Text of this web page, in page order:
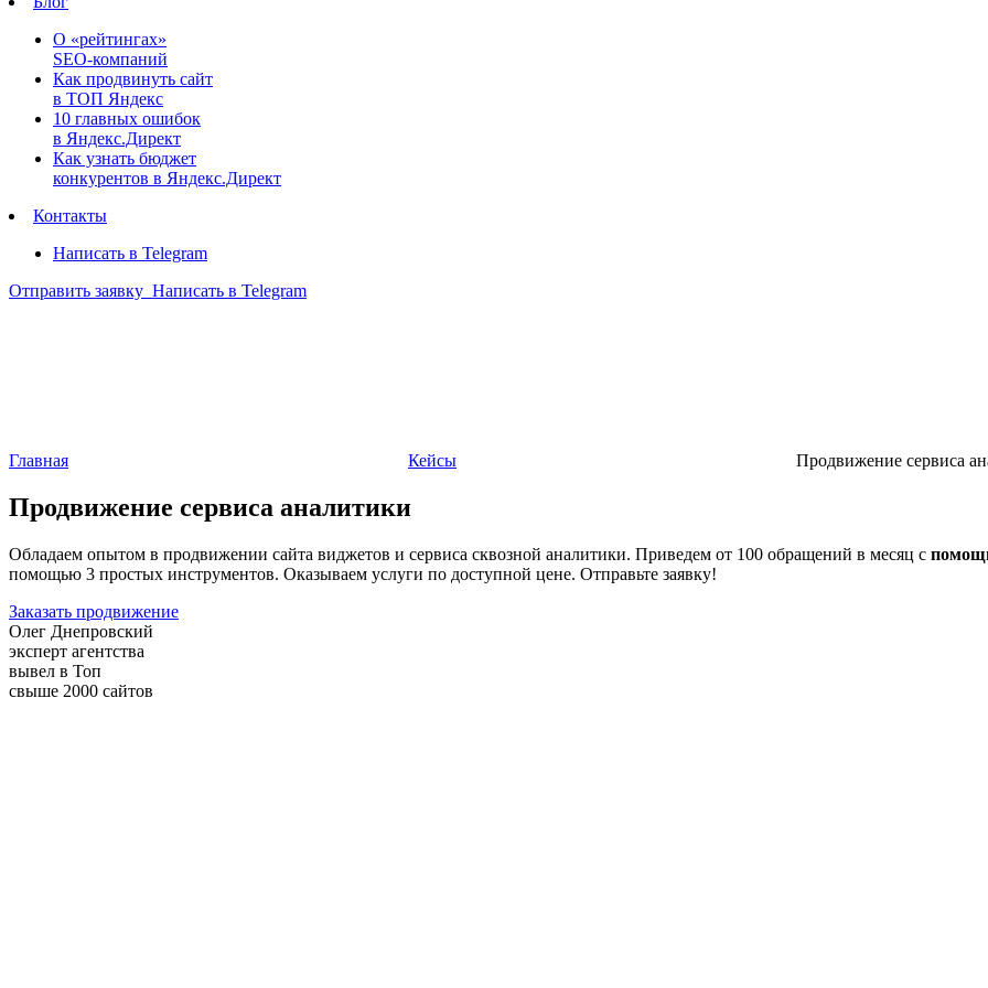
О «рейтингах»
SEO-компаний
Как продвинуть сайт
в ТОП Яндекс
10 главных ошибок
в Яндекс.Директ
Как узнать бюджет
конкурентов в Яндекс.Директ
Контакты
Написать в Telegram
Отправить заявку Написать в Telegram
Главная Кейсы Продвижение сервиса
Продвижение сервиса аналитики
Обладаем опытом в продвижении сайта виджетов и сервиса сквозной аналитики. Приведем от 100 обращений в месяц с
помощью 3 простых инструментов. Оказываем услуги по доступной цене. Отправьте заявку!
Заказать продвижение
Олег Днепровский
эксперт агентства
вывел в Топ
свыше 2000 сайтов